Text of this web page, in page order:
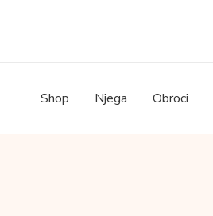
Shop Njega Obroci